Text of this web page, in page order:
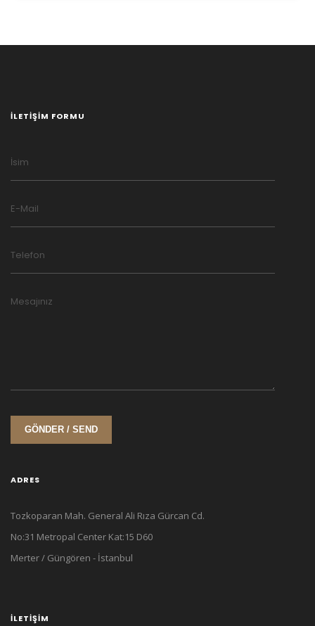
İLETIŞIM FORMU
İsim
E-Mail
Telefon
Mesajınız
GÖNDER / SEND
ADRES
Tozkoparan Mah. General Ali Rıza Gürcan Cd.
No:31 Metropal Center Kat:15 D60
Merter / Güngören - İstanbul
İLETIŞIM